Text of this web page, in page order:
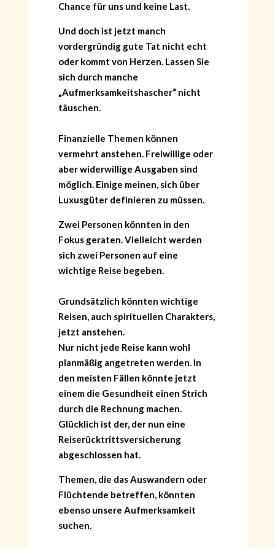
Chance für uns und keine Last.
Und doch ist jetzt manch
vordergründig gute Tat nicht echt
oder kommt von Herzen. Lassen Sie
sich durch manche
„Aufmerksamkeitshascher“ nicht
täuschen.
Finanzielle Themen können
vermehrt anstehen. Freiwillige oder
aber widerwillige Ausgaben sind
möglich. Einige meinen, sich über
Luxusgüter definieren zu müssen.
Zwei Personen könnten in den
Fokus geraten. Vielleicht werden
sich zwei Personen auf eine
wichtige Reise begeben.
Grundsätzlich könnten wichtige
Reisen, auch spirituellen Charakters,
jetzt anstehen.
Nur nicht jede Reise kann wohl
planmäßig angetreten werden. In
den meisten Fällen könnte jetzt
einem die Gesundheit einen Strich
durch die Rechnung machen.
Glücklich ist der, der nun eine
Reiserücktrittsversicherung
abgeschlossen hat.
Themen, die das Auswandern oder
Flüchtende betreffen, könnten
ebenso unsere Aufmerksamkeit
suchen.